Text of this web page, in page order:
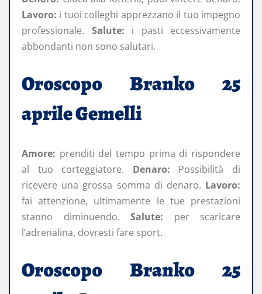
Lavoro: i tuoi colleghi apprezzano il tuo impegno
professionale. Salute: i pasti eccessivamente
abbondanti non sono salutari.
Oroscopo Branko 25
aprile Gemelli
Amore: prenditi del tempo prima di rispondere
al tuo corteggiatore. Denaro: Possibilità di
ricevere una grossa somma di denaro. Lavoro:
fai attenzione, ultimamente le tue prestazioni
stanno diminuendo. Salute: per scaricare
l’adrenalina, dovresti fare sport.
Oroscopo Branko 25